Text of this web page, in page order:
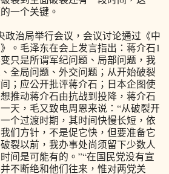
一个关键。
治局举行会议，会议讨论通过《中
。毛泽东在会上发言指出：蒋介石1
只是所谓军纪问题、局部问题，我
全局问题、外交问题；从开始破裂
；应公开批评蒋介石；日本企图使
推动蒋介石由抗战到投降，蒋介石
天，毛又致电周恩来说：“从破裂开
个过渡时期，其时间快慢长短，依
们方针，不是促它快，但要准备它
裂以前，我办事处尚须留下少数人
间是可能有的。”“在国民党没有宣
不断绝和他们往来，惟对两党关